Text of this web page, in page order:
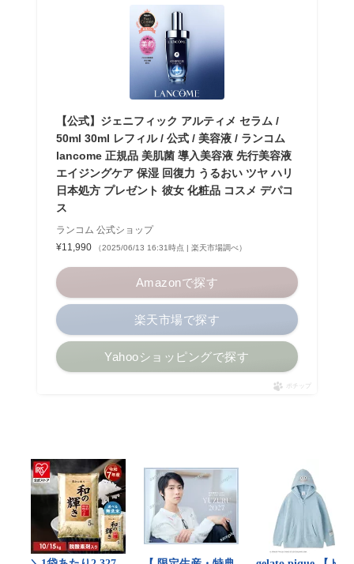
【公式】ジェニフィック アルティメ セラム /
50ml 30ml レフィル / 公式 / 美容液 / ランコム
lancome 正規品 美肌菌 導入美容液 先行美容液
エイジングケア 保湿 回復力 うるおい ツヤ ハリ
日本処方 プレゼント 彼女 化粧品 コスメ デパコ
ス
ランコム 公式ショップ
¥11,990
（2025/06/13 16:31時点 | 楽天市場調べ）
Amazonで探す
楽天市場で探す
Yahooショッピングで探す
ポチップ